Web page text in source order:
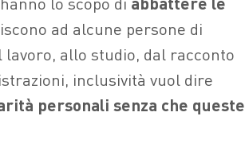
ad alcune persone di
allo studio, dal racconto
inclusività vuol dire
personali senza che queste